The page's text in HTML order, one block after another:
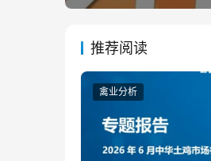
推荐阅读
禽业分析